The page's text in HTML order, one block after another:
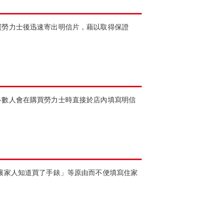
力士後迅速寄出明信片，藉以取得保證
人會在購買勞力士時直接於店內填寫明信
人知道買了手錶」等原由而不便填寫住家